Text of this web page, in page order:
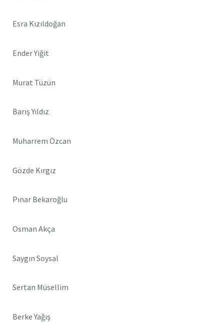
Esra Kızıldoğan
Ender Yiğit
Murat Tüzün
Barış Yıldız
Muharrem Özcan
Gözde Kırgız
Pınar Bekaroğlu
Osman Akça
Saygın Soysal
Sertan Müsellim
Berke Yağış